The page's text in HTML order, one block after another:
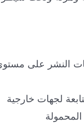
النشر على
لجهات خارجية